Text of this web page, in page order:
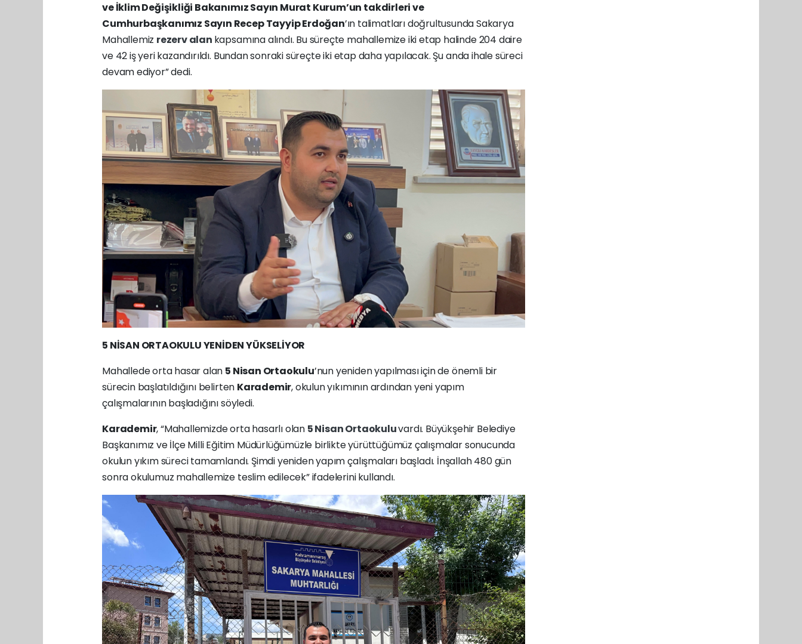
ve İklim Değişikliği Bakanımız Sayın Murat Kurum’un takdirleri ve
Cumhurbaşkanımız Sayın Recep Tayyip Erdoğan’ın talimatları doğrultusunda Sakarya
Mahallemiz rezerv alan kapsamına alındı. Bu süreçte mahallemize iki etap halinde 204 daire
ve 42 iş yeri kazandırıldı. Bundan sonraki süreçte iki etap daha yapılacak. Şu anda ihale süreci
devam ediyor” dedi.
5 NİSAN ORTAOKULU YENİDEN YÜKSELİYOR
Mahallede orta hasar alan 5 Nisan Ortaokulu’nun yeniden yapılması için de önemli bir
sürecin başlatıldığını belirten Karademir, okulun yıkımının ardından yeni yapım
çalışmalarının başladığını söyledi.
Karademir, “Mahallemizde orta hasarlı olan 5 Nisan Ortaokuluvardı. Büyükşehir Belediye
Başkanımız ve İlçe Milli Eğitim Müdürlüğümüzle birlikte yürüttüğümüz çalışmalar sonucunda
okulun yıkım süreci tamamlandı. Şimdi yeniden yapım çalışmaları başladı. İnşallah 480 gün
sonra okulumuz mahallemize teslim edilecek” ifadelerini kullandı.